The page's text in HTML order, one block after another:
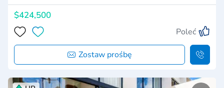
$424,500
Poleć
Zostaw prośbę